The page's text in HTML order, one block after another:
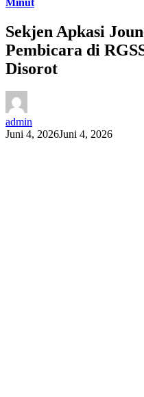
Sekjen Apkasi
Pembicara di
Disorot
admin
Juni 4, 2026Juni 4, 2026